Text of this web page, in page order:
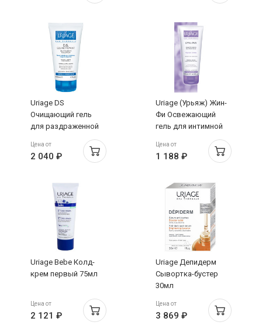
Uriage DS
Очищающий гель
для раздраженной
Цена от
2 040 ₽
Uriage (Урьяж) Жин-
Фи Освежающий
гель для интимной
Цена от
1 188 ₽
Uriage Bebe Колд-
крем первый 75мл
Цена от
2 121 ₽
Uriage Депидерм
Сывортка-бустер
30мл
Цена от
3 869 ₽